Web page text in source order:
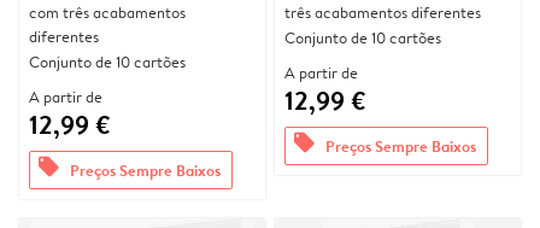
com três acabamentos
diferentes
Conjunto de 10 cartões
A partir de
12,99 €
offers Preços Sempre Baixos
três acabamentos diferentes
Conjunto de 10 cartões
A partir de
12,99 €
offers Preços Sempre Baixos